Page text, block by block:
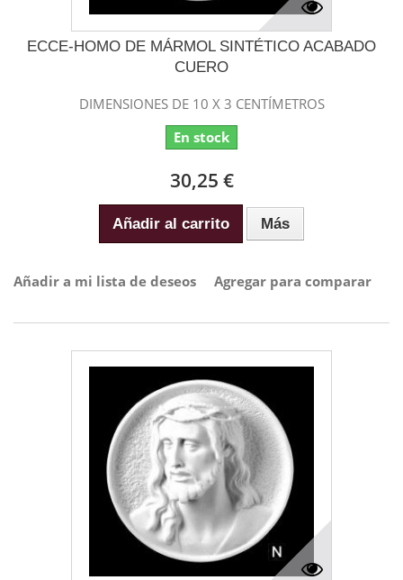
ECCE-HOMO DE MÁRMOL SINTÉTICO ACABADO
CUERO
DIMENSIONES DE 10 X 3 CENTÍMETROS
En stock
30,25 €
Añadir al carrito Más
Añadir a mi lista de deseos Agregar para comparar